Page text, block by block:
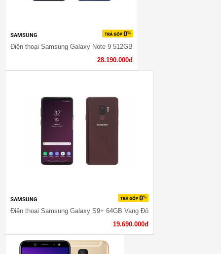
SAMSUNG
Điện thoại Samsung Galaxy Note 9 512GB
28.190.000đ
SAMSUNG
Điện thoại Samsung Galaxy S9+ 64GB Vang Đỏ
19.690.000đ